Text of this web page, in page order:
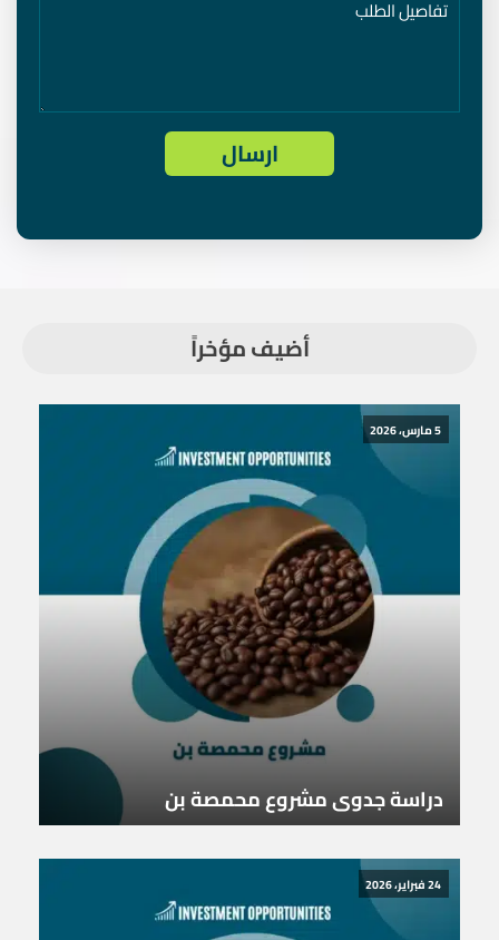
أضيف مؤخراً
5 مارس، 2026
دراسة جدوى مشروع محمصة بن
24 فبراير، 2026